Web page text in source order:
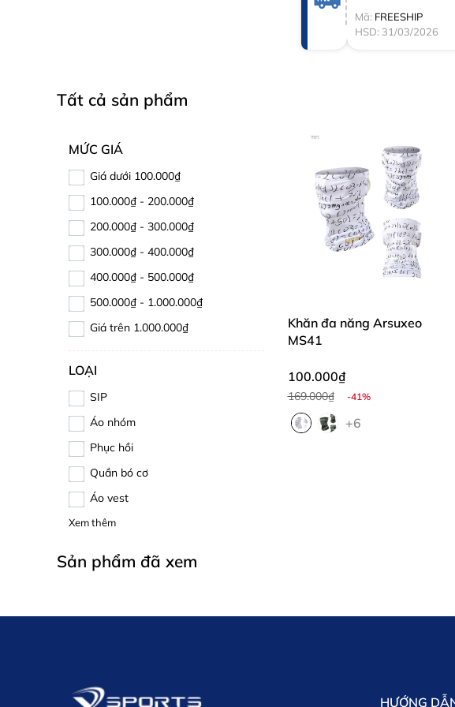
Mã: FREESHIP
HSD: 31/03/2026
Tất cả sản phẩm
MỨC GIÁ
Giá dưới 100.000₫
100.000₫ - 200.000₫
200.000₫ - 300.000₫
300.000₫ - 400.000₫
400.000₫ - 500.000₫
500.000₫ - 1.000.000₫
Giá trên 1.000.000₫
LOẠI
SIP
Áo nhóm
Phục hồi
Quần bó cơ
Áo vest
Xem thêm
Khăn đa năng Arsuxeo
MS41
100.000₫
169.000₫ -41%
+6
Sản phẩm đã xem
HƯỚNG